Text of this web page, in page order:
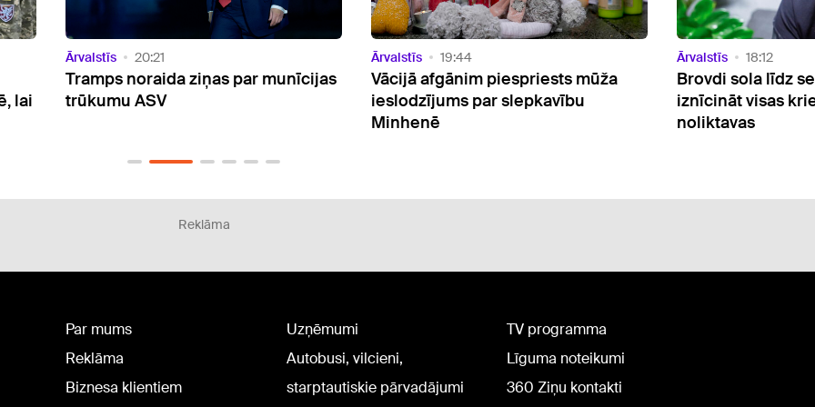
Ārvalstīs 19:44
Vācijā afgānim piespriests mūža
ieslodzījums par slepkavību
Ārvalstīs 18:12
Brovdi sola līdz septembra vidum
iznīcināt visas krievu "Wildberries"
noliktavas
Video
Ārvalstīs 16:33
Par mata tiesu
ar sprāgstvielu
ukraiņu gaisa
Reklāma
Par mums
Reklāma
Biznesa klientiem
Uzņēmumi
Autobusi, vilcieni,
starptautiskie pārvadājumi
TV programma
Līguma noteikumi
360 Ziņu kontakti